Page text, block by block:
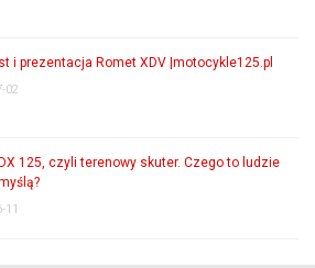
i prezentacja Romet XDV |motocykle125.pl
02
125, czyli terenowy skuter. Czego to ludzie
11